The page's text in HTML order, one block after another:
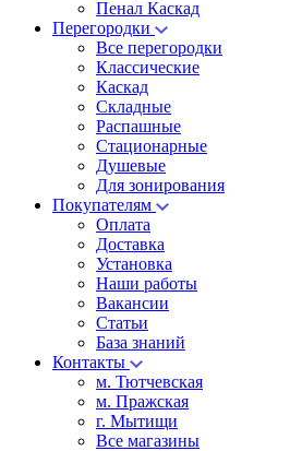
Пенал Каскад
Перегородки
Все перегородки
Классические
Каскад
Складные
Распашные
Стационарные
Душевые
Для зонирования
Покупателям
Оплата
Доставка
Установка
Наши работы
Вакансии
Статьи
База знаний
Контакты
м. Тютчевская
м. Пражская
г. Мытищи
Все магазины